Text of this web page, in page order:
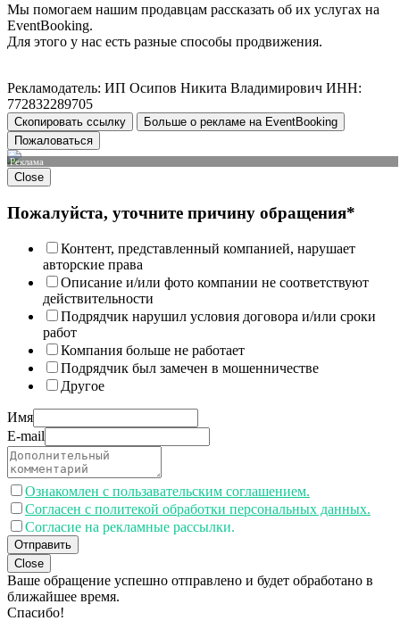
Мы помогаем нашим продавцам рассказать об их услугах на
EventBooking.
Для этого у нас есть разные способы продвижения.
Рекламодатель: ИП Осипов Никита Владимирович ИНН:
772832289705
Скопировать ссылку
Больше о рекламе на EventBooking
Пожаловаться
Реклама
Close
Пожалуйста, уточните причину обращения*
Контент, представленный компанией, нарушает
авторские права
Описание и/или фото компании не соответствуют
действительности
Подрядчик нарушил условия договора и/или сроки
работ
Компания больше не работает
Подрядчик был замечен в мошенничестве
Другое
Имя
E-mail
Ознакомлен с пользавательским соглашением.
Согласен с политекой обработки персональных данных.
Согласие на рекламные рассылки.
Отправить
Close
Ваше обращение успешно отправлено и будет обработано в
ближайшее время.
Спасибо!